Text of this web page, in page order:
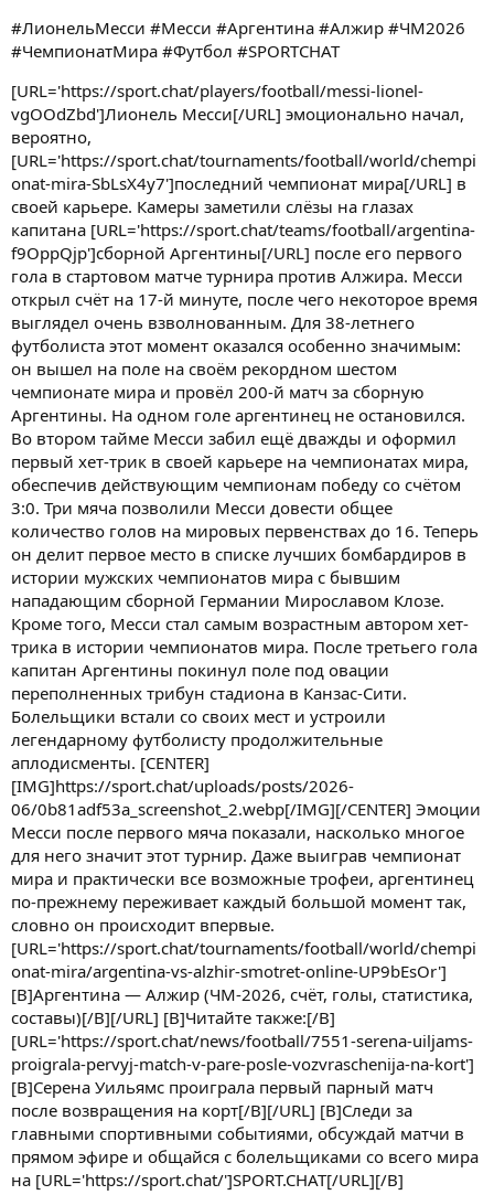
#ЛионельМесси #Месси #Аргентина #Алжир #ЧМ2026
#ЧемпионатМира #Футбол #SPORTCHAT
[URL='https://sport.chat/players/football/messi-lionel-
vgOOdZbd']Лионель Месси[/URL] эмоционально начал,
вероятно,
[URL='https://sport.chat/tournaments/football/world/chempi
onat-mira-SbLsX4y7']последний чемпионат мира[/URL] в
своей карьере. Камеры заметили слёзы на глазах
капитана [URL='https://sport.chat/teams/football/argentina-
f9OppQjp']сборной Аргентины[/URL] после его первого
гола в стартовом матче турнира против Алжира. Месси
открыл счёт на 17-й минуте, после чего некоторое время
выглядел очень взволнованным. Для 38-летнего
футболиста этот момент оказался особенно значимым:
он вышел на поле на своём рекордном шестом
чемпионате мира и провёл 200-й матч за сборную
Аргентины. На одном голе аргентинец не остановился.
Во втором тайме Месси забил ещё дважды и оформил
первый хет-трик в своей карьере на чемпионатах мира,
обеспечив действующим чемпионам победу со счётом
3:0. Три мяча позволили Месси довести общее
количество голов на мировых первенствах до 16. Теперь
он делит первое место в списке лучших бомбардиров в
истории мужских чемпионатов мира с бывшим
нападающим сборной Германии Мирославом Клозе.
Кроме того, Месси стал самым возрастным автором хет-
трика в истории чемпионатов мира. После третьего гола
капитан Аргентины покинул поле под овации
переполненных трибун стадиона в Канзас-Сити.
Болельщики встали со своих мест и устроили
легендарному футболисту продолжительные
аплодисменты. [CENTER]
[IMG]https://sport.chat/uploads/posts/2026-
06/0b81adf53a_screenshot_2.webp[/IMG][/CENTER] Эмоции
Месси после первого мяча показали, насколько многое
для него значит этот турнир. Даже выиграв чемпионат
мира и практически все возможные трофеи, аргентинец
по-прежнему переживает каждый большой момент так,
словно он происходит впервые.
[URL='https://sport.chat/tournaments/football/world/chempi
onat-mira/argentina-vs-alzhir-smotret-online-UP9bEsOr']
[B]Аргентина — Алжир (ЧМ-2026, счёт, голы, статистика,
составы)[/B][/URL] [B]Читайте также:[/B]
[URL='https://sport.chat/news/football/7551-serena-uiljams-
proigrala-pervyj-match-v-pare-posle-vozvraschenija-na-kort']
[B]Серена Уильямс проиграла первый парный матч
после возвращения на корт[/B][/URL] [B]Следи за
главными спортивными событиями, обсуждай матчи в
прямом эфире и общайся с болельщиками со всего мира
на [URL='https://sport.chat/']SPORT.CHAT[/URL][/B]